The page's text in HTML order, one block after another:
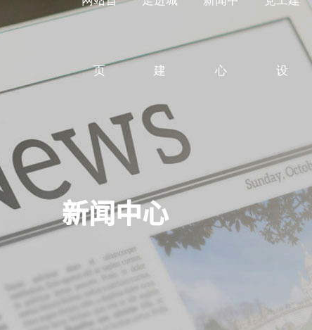
页 建
领导致辞 企业文化
心
最新公告 行业动态
设
工会园地机电安装
筑设计
留言反馈
新闻中心